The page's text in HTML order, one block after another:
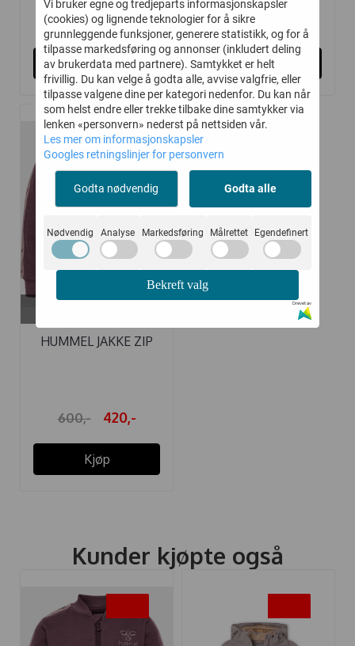
370,- 259,-
Kjøp
500,-
Kjøp
-30%
På lager i
HUMMEL JAKKE ZIP
600,- 420,-
Kjøp
Kunder kjøpte også
Vi bruker egne og tredjeparts informasjonskapsler
(cookies) og lignende teknologier for å sikre
grunnleggende funksjoner, generere statistikk, og for å
tilpasse markedsføring og annonser (inkludert deling
av brukerdata med partnere). Samtykket er helt
frivillig. Du kan velge å godta alle, avvise valgfrie, eller
tilpasse valgene dine per kategori nedenfor. Du kan når
som helst endre eller trekke tilbake dine samtykker via
lenken «personvern» nederst på nettsiden vår.
Les mer om informasjonskapsler
Googles retningslinjer for personvern
Godta nødvendig Godta alle
Nødvendig Analyse Markedsføring Målrettet Egendefinert
Bekreft valg
Drevet av